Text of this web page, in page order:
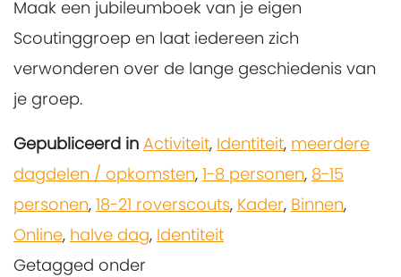
Maak een jubileumboek van je eigen
Scoutinggroep en laat iedereen zich
verwonderen over de lange geschiedenis van
je groep.
Gepubliceerd in Activiteit, Identiteit, meerdere
dagdelen / opkomsten, 1-8 personen, 8-15
personen, 18-21 roverscouts, Kader, Binnen,
Online, halve dag, Identiteit
Getagged onder